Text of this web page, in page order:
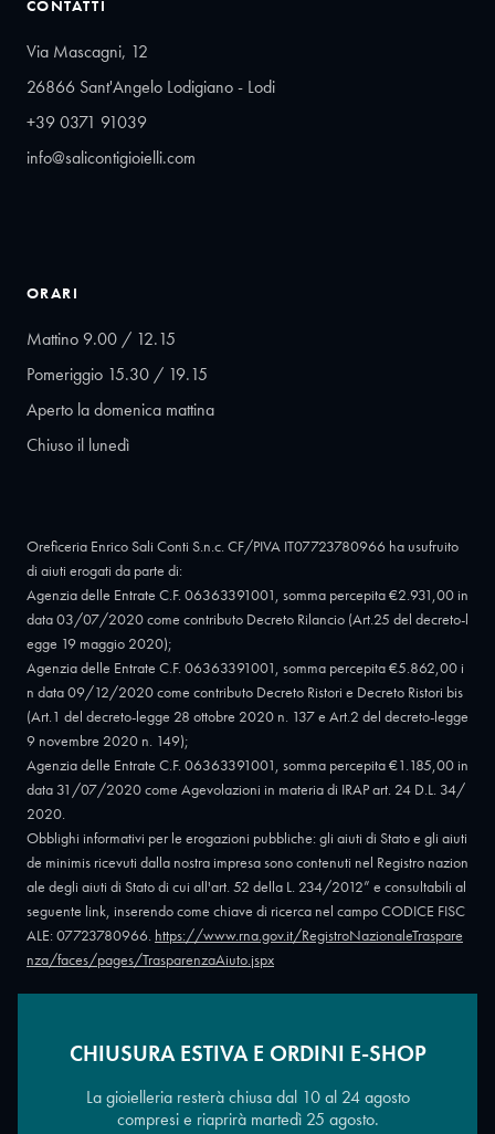
CONTATTI
Via Mascagni, 12
26866 Sant'Angelo Lodigiano - Lodi
+39 0371 91039
info@salicontigioielli.com
ORARI
Mattino 9.00 / 12.15
Pomeriggio 15.30 / 19.15
Aperto la domenica mattina
Chiuso il lunedì
Oreficeria Enrico Sali Conti S.n.c. CF/PIVA IT07723780966 ha usufruito
di aiuti erogati da parte di:
Agenzia delle Entrate C.F. 06363391001, somma percepita €2.931,00 in
data 03/07/2020 come contributo Decreto Rilancio (Art.25 del decreto-l
egge 19 maggio 2020);
Agenzia delle Entrate C.F. 06363391001, somma percepita €5.862,00 i
n data 09/12/2020 come contributo Decreto Ristori e Decreto Ristori bis
(Art.1 del decreto-legge 28 ottobre 2020 n. 137 e Art.2 del decreto-legge
9 novembre 2020 n. 149);
Agenzia delle Entrate C.F. 06363391001, somma percepita €1.185,00 in
data 31/07/2020 come Agevolazioni in materia di IRAP art. 24 D.L. 34/
2020.
Obblighi informativi per le erogazioni pubbliche: gli aiuti di Stato e gli aiuti
de minimis ricevuti dalla nostra impresa sono contenuti nel Registro nazion
ale degli aiuti di Stato di cui all'art. 52 della L. 234/2012” e consultabili al
seguente link, inserendo come chiave di ricerca nel campo CODICE FISC
ALE: 07723780966. https://www.rna.gov.it/RegistroNazionaleTraspare
nza/faces/pages/TrasparenzaAiuto.jspx
Copyright © 2026 - Oreficeria Enrico Sali Conti e C. snc - Partita IVA
CHIUSURA ESTIVA E ORDINI E-SHOP
La gioielleria resterà chiusa dal 10 al 24 agosto
compresi e riaprirà martedì 25 agosto.